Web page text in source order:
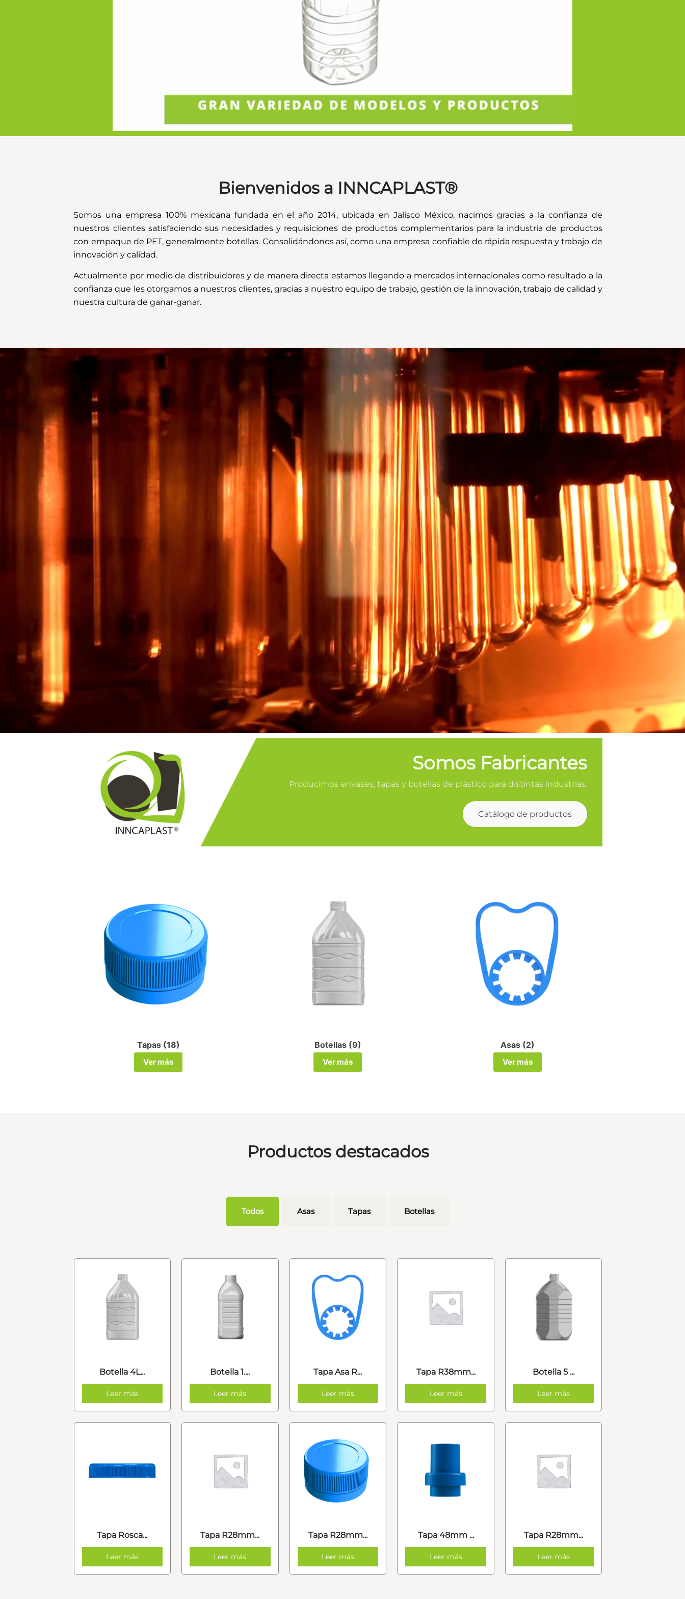
Bienvenidos a INNCAPLAST®
Somos una empresa 100% mexicana fundada en el año 2014, ubicada en Jalisco México, nacimos gracias a la confianza de
nuestros clientes satisfaciendo sus necesidades y requisiciones de productos complementarios para la industria de productos
con empaque de PET, generalmente botellas. Consolidándonos así, como una empresa confiable de rápida respuesta y trabajo de
innovación y calidad.
Actualmente por medio de distribuidores y de manera directa estamos llegando a mercados internacionales como resultado a la
confianza que les otorgamos a nuestros clientes, gracias a nuestro equipo de trabajo, gestión de la innovación, trabajo de calidad y
nuestra cultura de ganar-ganar.
Somos Fabricantes
Producimos envases, tapas y botellas de plástico para distintas industrias.
Catálogo de productos
Tapas (18)
Ver más
Botellas (9)
Ver más
Asas (2)
Ver más
Productos destacados
Todos Asas Tapas Botellas
Botella 4L...
Leer más
Botella 1....
Leer más
Tapa Asa R...
Leer más
Tapa R38mm...
Leer más
Botella 5 ...
Leer más
Tapa Rosca...
Leer más
Tapa R28mm...
Leer más
Tapa R28mm...
Leer más
Tapa 48mm ...
Leer más
Tapa R28mm...
Leer más